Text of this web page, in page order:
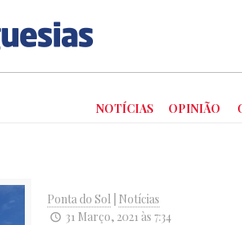
NOTÍCIAS OPINIÃO
Ponta do Sol Notícias
31 Março, 2021 às 7:34